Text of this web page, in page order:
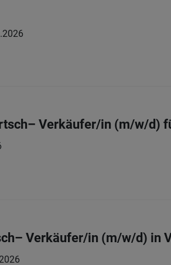
Verkäufer/in (m/w/d)
Verkäufer/in (m/w/d) in